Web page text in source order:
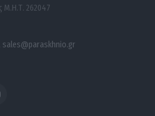
Μ.Η.Τ. 262047
sales@paraskhnio.gr